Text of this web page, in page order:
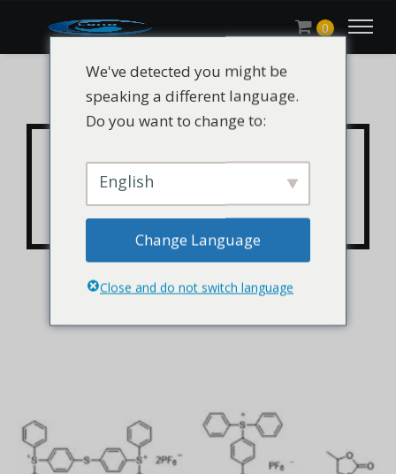
0
CHLUMINIT® 202 CAS
75482-18-7, 74227-35-3,
108-32-7
We've detected you might be
speaking a different language.
Do you want to change to:
English
Change Language
Close and do not switch language